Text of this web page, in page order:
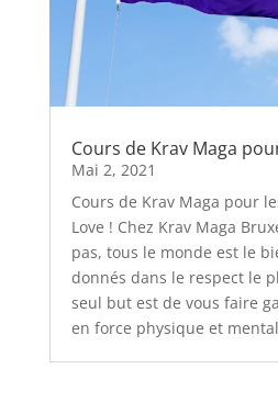
Cours de Krav Maga
Mai 2, 2021
Cours de Krav Maga pour
Love ! Chez Krav Maga
pas, tous le monde est le
donnés dans le respect le
seul but est de vous faire
en force physique et